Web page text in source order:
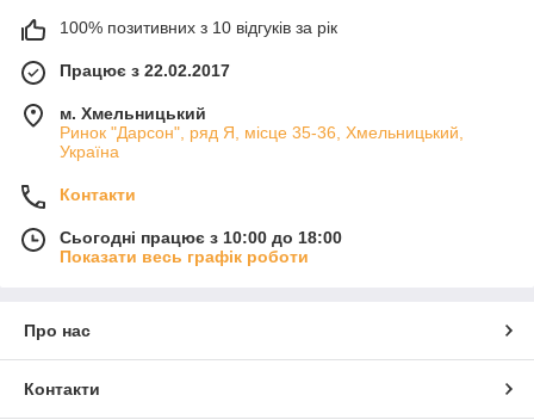
100% позитивних з 10 відгуків за рік
Працює з 22.02.2017
м. Хмельницький
Ринок "Дарсон", ряд Я, місце 35-36, Хмельницький,
Україна
Контакти
Сьогодні працює з 10:00 до 18:00
Показати весь графік роботи
Про нас
Контакти